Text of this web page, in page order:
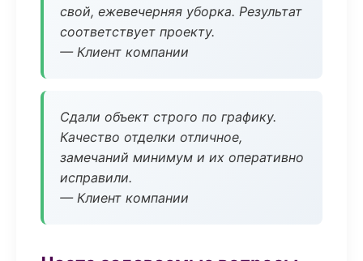
свой, ежевечерняя уборка. Результат
соответствует проекту.
— Клиент компании
Сдали объект строго по графику.
Качество отделки отличное,
замечаний минимум и их оперативно
исправили.
— Клиент компании